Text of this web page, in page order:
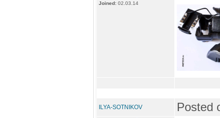
Joined: 02.03.14
ILYA-SOTNIKOV Posted